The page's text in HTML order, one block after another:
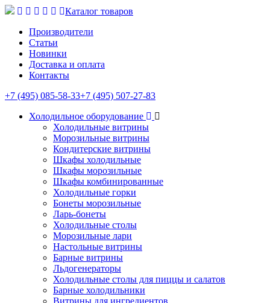
Каталог товаров
Производители
Статьи
Новинки
Доставка и оплата
Контакты
+7 (495) 085-58-33+7 (495) 507-27-83
Холодильное оборудование
Холодильные витрины
Морозильные витрины
Кондитерские витрины
Шкафы холодильные
Шкафы морозильные
Шкафы комбинированные
Холодильные горки
Бонеты морозильные
Ларь-бонеты
Холодильные столы
Морозильные лари
Настольные витрины
Барные витрины
Льдогенераторы
Холодильные столы для пиццы и салатов
Барные холодильники
Витрины для ингредиентов